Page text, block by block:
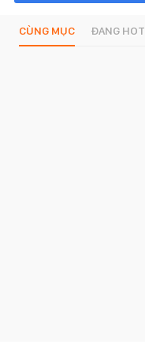
CÙNG MỤC ĐANG HOT